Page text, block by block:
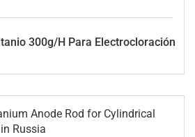
300g/h Para Electrocloración